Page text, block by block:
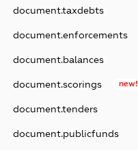
document.taxdebts
document.enforcements
document.balances
document.scorings new!
document.tenders
document.publicfunds